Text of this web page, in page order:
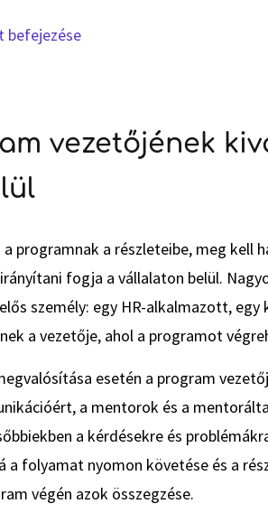
befejezése
vezetőjének
programnak a részleteibe, meg kell
fogja a vállalaton belül.
személy: egy HR-alkalmazott, egy
a vezetője, ahol a programot
esetén a program
a mentorok és a
a kérdésekre és
folyamat nyomon követése és a
végén azok összegzése.